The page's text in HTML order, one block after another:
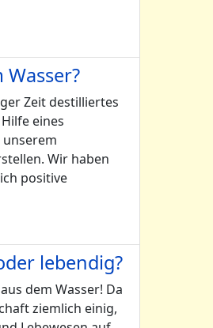
Zeit destilliertes
eines
Wir haben
positive
lebendig?
dem Wasser! Da
ziemlich einig,